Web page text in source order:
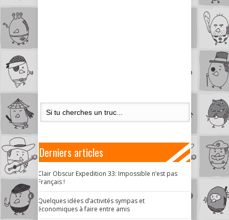
Derniers articles
Clair Obscur Expedition 33: Impossible n’est pas
Français !
Quelques idées d’activités sympas et
économiques à faire entre amis